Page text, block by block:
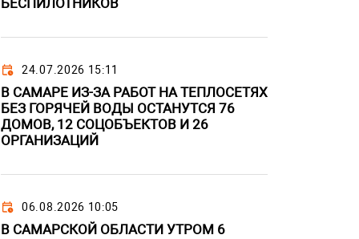
БЕСПИЛОТНИКОВ
24.07.2026 15:11
В САМАРЕ ИЗ-ЗА РАБОТ НА ТЕПЛОСЕТЯХ
БЕЗ ГОРЯЧЕЙ ВОДЫ ОСТАНУТСЯ 76
ДОМОВ, 12 СОЦОБЪЕКТОВ И 26
ОРГАНИЗАЦИЙ
06.08.2026 10:05
В САМАРСКОЙ ОБЛАСТИ УТРОМ 6